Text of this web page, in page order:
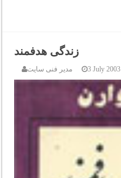
زندگی هدفمند
مدیر فنی سایت 3 July 2003